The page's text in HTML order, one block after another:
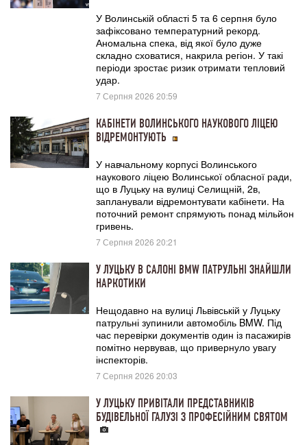
У Волинській області 5 та 6 серпня було
зафіксовано температурний рекорд.
Аномальна спека, від якої було дуже
складно сховатися, накрила регіон. У такі
періоди зростає ризик отримати тепловий
удар.
7 Серпня 2026 20:59
КАБІНЕТИ ВОЛИНСЬКОГО НАУКОВОГО ЛІЦЕЮ
ВІДРЕМОНТУЮТЬ
У навчальному корпусі Волинського
наукового ліцею Волинської обласної ради,
що в Луцьку на вулиці Селищній, 2в,
запланували відремонтувати кабінети. На
поточний ремонт спрямують понад мільйон
гривень.
7 Серпня 2026 20:21
У ЛУЦЬКУ В САЛОНІ BMW ПАТРУЛЬНІ ЗНАЙШЛИ
НАРКОТИКИ
Нещодавно на вулиці Львівській у Луцьку
патрульні зупинили автомобіль BMW. Під
час перевірки документів один із пасажирів
помітно нервував, що привернуло увагу
інспекторів.
7 Серпня 2026 20:03
У ЛУЦЬКУ ПРИВІТАЛИ ПРЕДСТАВНИКІВ
БУДІВЕЛЬНОЇ ГАЛУЗІ З ПРОФЕСІЙНИМ СВЯТОМ